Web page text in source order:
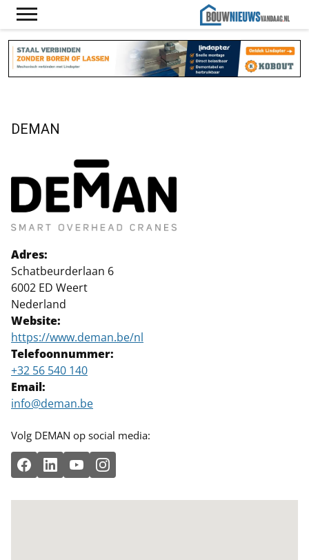
DEMAN
Adres:
Schatbeurderlaan 6
6002 ED Weert
Nederland
Website:
https://www.deman.be/nl
Telefoonnummer:
+32 56 540 140
Email:
info@deman.be
Volg DEMAN op social media: